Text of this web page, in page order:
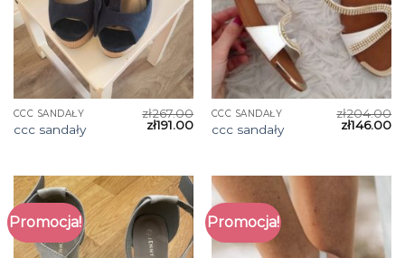
CCC SANDAŁY
ccc sandały
zł267.00
zł191.00
CCC SANDAŁY
ccc sandały
zł204.00
zł146.00
Promocja! Promocja!